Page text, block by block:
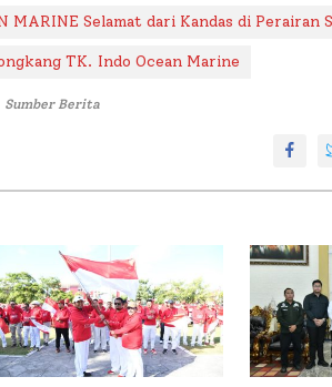
MARINE Selamat dari Kandas di Perairan
TK. Indo Ocean Marine
Sumber Berita